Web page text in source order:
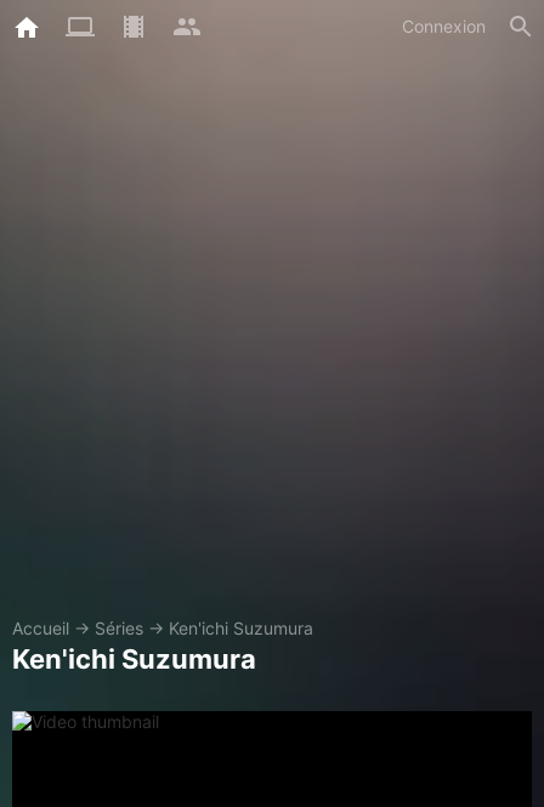
Connexion
Accueil → Séries → Ken'ichi Suzumura
Ken'ichi Suzumura